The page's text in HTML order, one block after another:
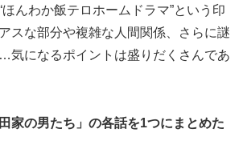
ほんわか飯テロホームドラマ”という印
スな部分や複雑な人間関係、さらに謎
になるポイントは盛りだくさんであ
家の男たち」の各話を1つにまとめた